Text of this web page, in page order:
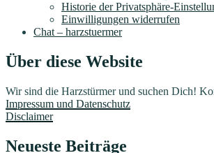
Historie der Privatsphäre-
Einwilligungen widerrufen
Chat – harzstuermer
Über diese Website
Wir sind die Harzstürmer und suchen Dich!
Impressum und Datenschutz
Disclaimer
Neueste Beiträge